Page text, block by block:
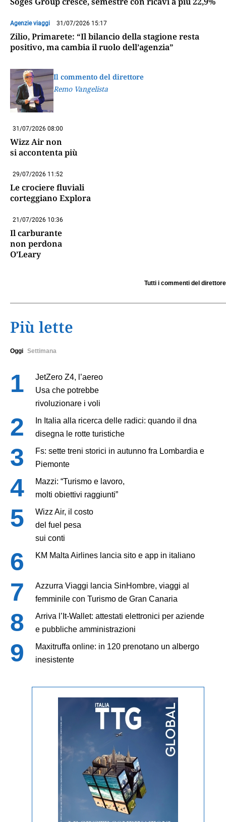
Agenzie viaggi 31/07/2026 15:17
Zilio, Primarete: “Il bilancio della stagione resta
positivo, ma cambia il ruolo dell’agenzia”
Il commento del direttore
Remo Vangelista
31/07/2026 08:00
Wizz Air non
si accontenta più
29/07/2026 11:52
Le crociere fluviali
corteggiano Explora
21/07/2026 10:36
Il carburante
non perdona
O’Leary
Tutti i commenti del direttore
Più lette
Oggi Settimana
JetZero Z4, l’aereo
Usa che potrebbe
rivoluzionare i voli
In Italia alla ricerca delle radici: quando il dna
disegna le rotte turistiche
Fs: sette treni storici in autunno fra Lombardia e
Piemonte
Mazzi: “Turismo e lavoro,
molti obiettivi raggiunti”
Wizz Air, il costo
del fuel pesa
sui conti
KM Malta Airlines lancia sito e app in italiano
Azzurra Viaggi lancia SinHombre, viaggi al
femminile con Turismo de Gran Canaria
Arriva l’It-Wallet: attestati elettronici per aziende
e pubbliche amministrazioni
Maxitruffa online: in 120 prenotano un albergo
inesistente